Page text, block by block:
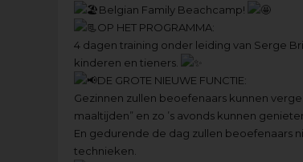
Belgian Family Beachcamp!
OP HET PROGRAMMA:
4 dagen training onder leiding van Serge
kinderen en tieners.
DE GROTE NIEUWE FUNCTIE:
Gezinnen zullen beoefenaars kunnen
maaltijden” en zo ’s avonds kunnen
En gedurende de dag zullen beoefenaars
technieken.